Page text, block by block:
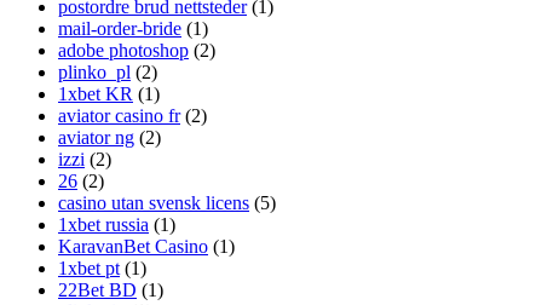
postordre brud nettsteder(1)
mail-order-bride (1)
adobe photoshop (2)
plinko_pl (2)
1xbet KR (1)
aviator casino fr(2)
aviator ng (2)
izzi (2)
26 (2)
casino utan svensk licens (5)
1xbet russia (1)
KaravanBet Casino (1)
1xbet pt (1)
22Bet BD (1)